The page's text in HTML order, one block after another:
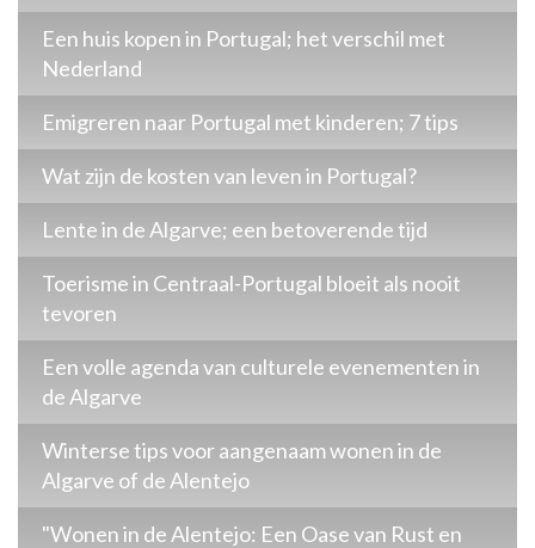
Een huis kopen in Portugal; het verschil met
Nederland
Emigreren naar Portugal met kinderen; 7 tips
Wat zijn de kosten van leven in Portugal?
Lente in de Algarve; een betoverende tijd
Toerisme in Centraal-Portugal bloeit als nooit
tevoren
Een volle agenda van culturele evenementen in
de Algarve
Winterse tips voor aangenaam wonen in de
Algarve of de Alentejo
"Wonen in de Alentejo: Een Oase van Rust en